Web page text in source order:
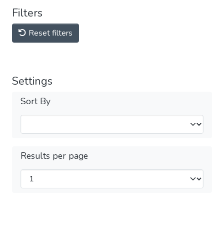
Filters
Reset filters
Settings
Sort By
Results per page